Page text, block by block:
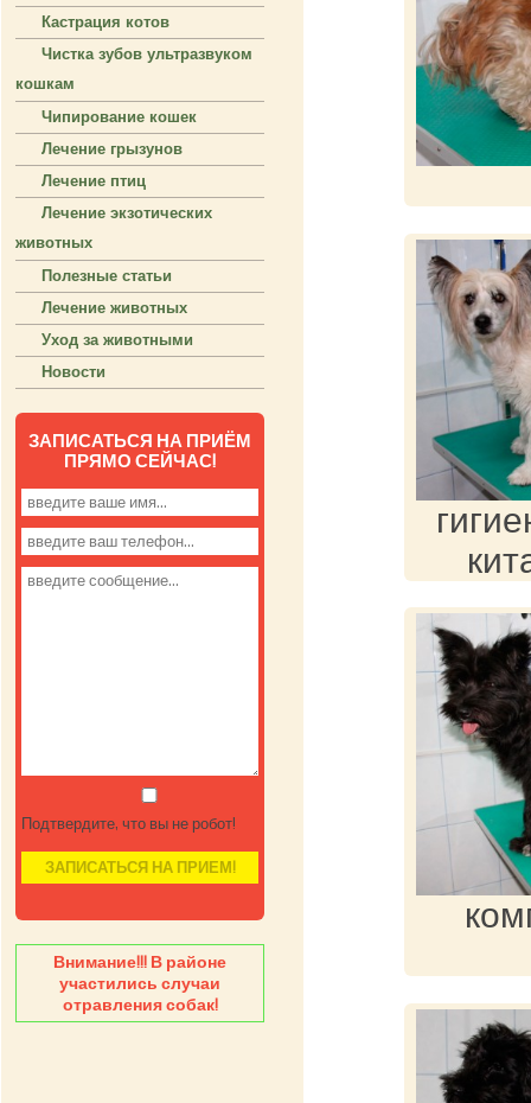
Кастрация котов
Чистка зубов ультразвуком
кошкам
Чипирование кошек
Лечение грызунов
Лечение птиц
Лечение экзотических
животных
Полезные статьи
Лечение животных
Уход за животными
Новости
ЗАПИСАТЬСЯ НА ПРИЁМ
ПРЯМО СЕЙЧАС!
Подтвердите, что вы не робот!
Внимание!!! В районе
участились случаи
отравления собак!